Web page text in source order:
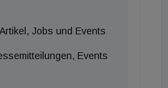
mehrere
laut aktuellem
die nach Angaben
Jobs und Events
Events